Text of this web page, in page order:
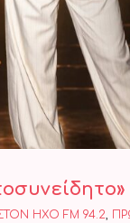
–
ΗΧΟ FM 94.2,